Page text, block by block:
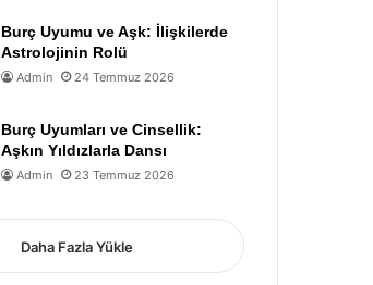
Burç Uyumu ve Aşk: İlişkilerde
Astrolojinin Rolü
Admin 24 Temmuz 2026
Burç Uyumları ve Cinsellik:
Aşkın Yıldızlarla Dansı
Admin 23 Temmuz 2026
Daha Fazla Yükle